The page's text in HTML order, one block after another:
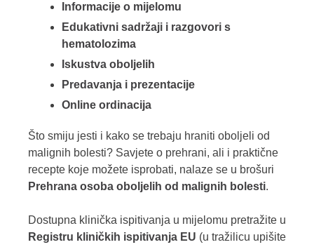
Informacije o mijelomu
Edukativni sadržaji i razgovori s
hematolozima
Iskustva oboljelih
Predavanja i prezentacije
Online ordinacija
Što smiju jesti i kako se trebaju hraniti oboljeli od
malignih bolesti? Savjete o prehrani, ali i praktične
recepte koje možete isprobati, nalaze se u brošuri
Prehrana osoba oboljelih od malignih bolesti.
Dostupna klinička ispitivanja u mijelomu pretražite u
Registru kliničkih ispitivanja EU (u tražilicu upišite